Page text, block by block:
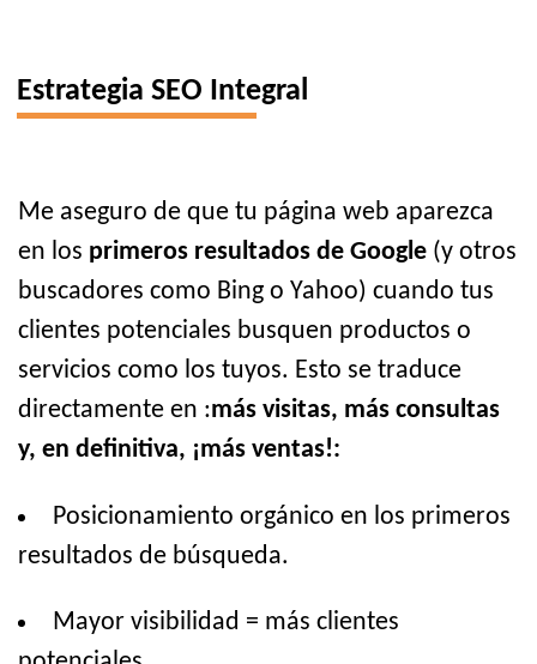
Estrategia SEO Integral
Me aseguro de que tu página web aparezca
en los primeros resultados de Google (y otros
buscadores como Bing o Yahoo) cuando tus
clientes potenciales busquen productos o
servicios como los tuyos. Esto se traduce
directamente en :más visitas, más consultas
y, en definitiva, ¡más ventas!:
Posicionamiento orgánico en los primeros
resultados de búsqueda.
Mayor visibilidad = más clientes